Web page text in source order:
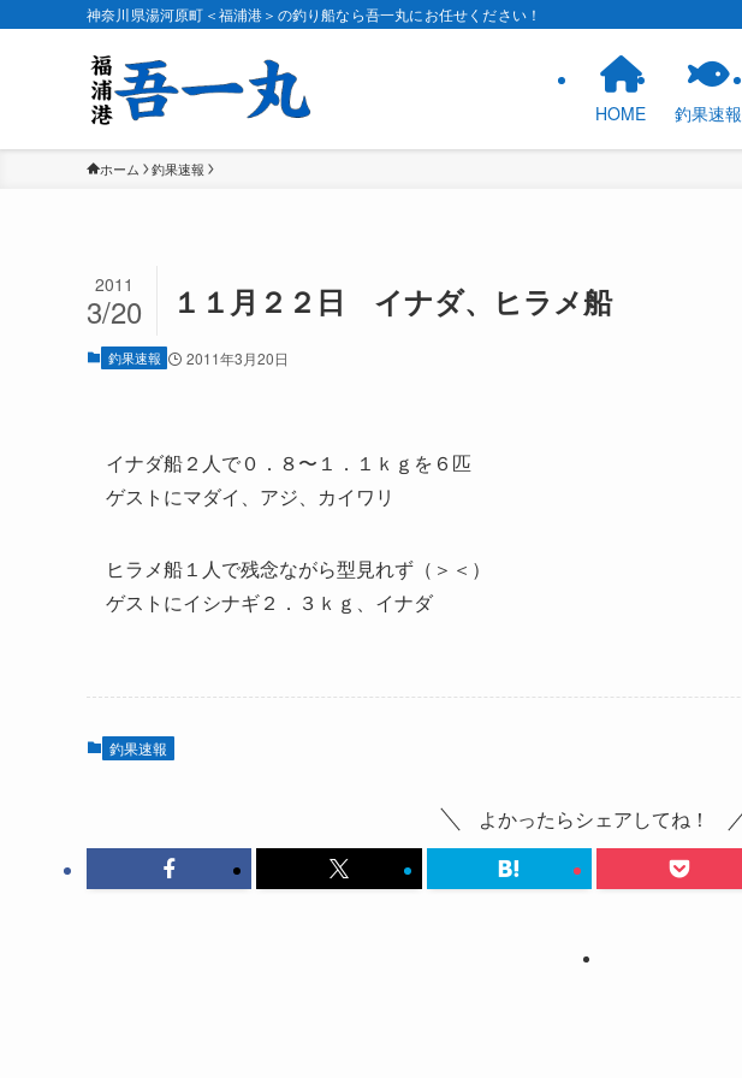
神奈川県湯河原町＜福浦港＞の釣り船なら吾一丸にお任せください！
HOME 釣果速報
ホーム 釣果速報
１１月２２日 イナダ、ヒラメ船
2011
3/20
釣果速報 2011年3月20日
イナダ船２人で０．８〜１．１ｋｇを６匹
ゲストにマダイ、アジ、カイワリ
ヒラメ船１人で残念ながら型見れず（＞＜）
ゲストにイシナギ２．３ｋｇ、イナダ
釣果速報
よかったらシェアしてね！